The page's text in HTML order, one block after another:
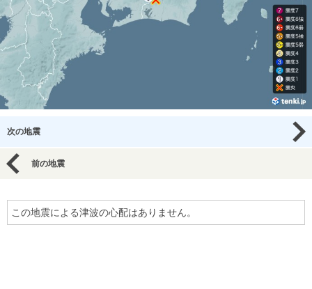
次の地震
前の地震
この地震による津波の心配はありません。